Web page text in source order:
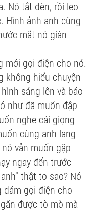
Nó tắt đèn, rồi leo
Hình ảnh anh cùng
mắt nó giàn
mới gọi điện cho nó.
không hiểu chuyện
sáng lên và báo
như đã muốn đập
nghe cái giọng
cùng anh lang
vẫn muốn gặp
ngay đến trước
thật to sao? Nó
gọi điện cho
được tò mò mà